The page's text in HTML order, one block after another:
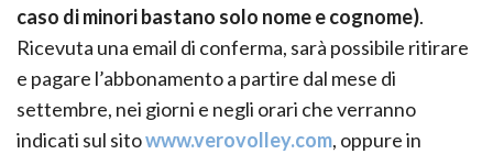
caso di minori bastano solo nome e cognome).
Ricevuta una email di conferma, sarà possibile ritirare
e pagare l’abbonamento a partire dal mese di
settembre, nei giorni e negli orari che verranno
indicati sul sitowww.verovolley.com, oppure in